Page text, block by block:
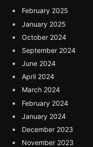
February 2025
January 2025
October 2024
September 2024
June 2024
April 2024
March 2024
February 2024
January 2024
December 2023
November 2023